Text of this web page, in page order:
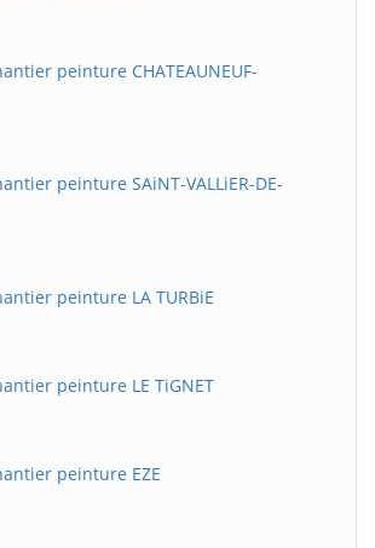
peinture CHATEAUNEUF-
peinture SAiNT-VALLiER-DE-
peinture LA TURBiE
peinture LE TiGNET
peinture EZE